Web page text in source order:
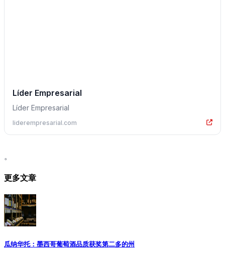
Líder Empresarial
Líder Empresarial
liderempresarial.com
。
更多文章
瓜纳华托：墨西哥葡萄酒品质获奖第二多的州